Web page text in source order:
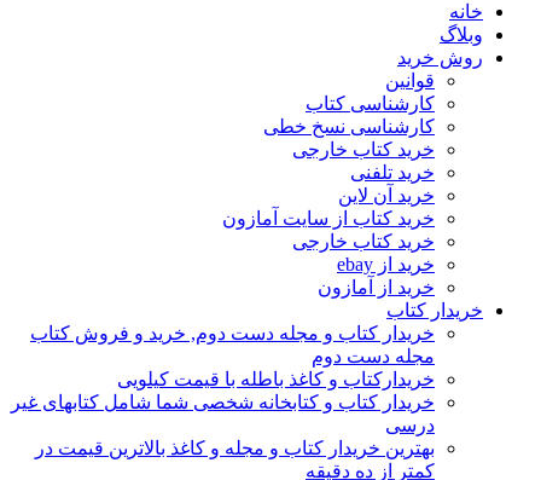
خانه
وبلاگ
روش خرید
قوانین
کارشناسی کتاب
کارشناسی نسخ خطی
خرید کتاب خارجی
خرید تلفنی
خرید آن لاین
خرید کتاب از سایت آمازون
خرید کتاب خارجی
خرید از ebay
خرید از آمازون
خریدار کتاب
خریدار کتاب و مجله دست دوم, خرید و فروش کتاب
مجله دست دوم
خریدارکتاب و کاغذ باطله با قیمت کیلویی
خریدار کتاب و کتابخانه شخصی شما شامل کتابهای غیر
درسی
بهترین خریدار کتاب و مجله و کاغذ بالاترین قیمت در
کمتر از ده دقیقه